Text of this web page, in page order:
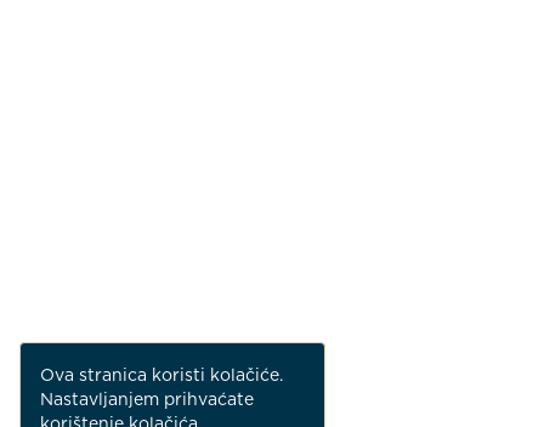
Ova stranica koristi kolačiće.
Nastavljanjem prihvaćate